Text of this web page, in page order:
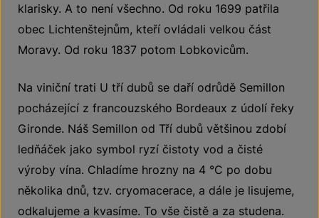
klarisky. A to není všechno. Od roku 1699 patřila
obec Lichtenštejnům, kteří ovládali velkou část
Moravy. Od roku 1837 potom Lobkovicům.
Na viniční trati U tří dubů se daří odrůdě Semillon
pocházející z francouzského Bordeaux z údolí řeky
Gironde. Náš Semillon od Tří dubů většinou zdobí
ledňáček jako symbol ryzí čistoty vod a čisté
výroby vína. Chladíme hrozny na 4 °C po dobu
několika dnů, tzv. cryomacerace, a dále je lisujeme,
odkalujeme a kvasíme. To vše čistě a za studena.